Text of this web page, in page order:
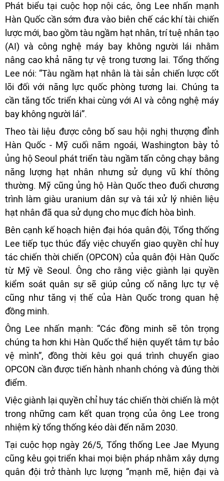
Phát biểu tại cuộc họp nội các, ông Lee nhấn mạnh
Hàn Quốc cần sớm đưa vào biên chế các khí tài chiến
lược mới, bao gồm tàu ngầm hạt nhân, trí tuệ nhân tạo
(AI) và công nghệ máy bay không người lái nhằm
nâng cao khả năng tự vệ trong tương lai. Tổng thống
Lee nói: “Tàu ngầm hạt nhân là tài sản chiến lược cốt
lõi đối với năng lực quốc phòng tương lai. Chúng ta
cần tăng tốc triển khai cùng với AI và công nghệ máy
bay không người lái”.
Theo tài liệu được công bố sau hội nghị thượng đỉnh
Hàn Quốc - Mỹ cuối năm ngoái, Washington bày tỏ
ủng hộ Seoul phát triển tàu ngầm tấn công chạy bằng
năng lượng hạt nhân nhưng sử dụng vũ khí thông
thường. Mỹ cũng ủng hộ Hàn Quốc theo đuổi chương
trình làm giàu uranium dân sự và tái xử lý nhiên liệu
hạt nhân đã qua sử dụng cho mục đích hòa bình.
Bên cạnh kế hoạch hiện đại hóa quân đội, Tổng thống
Lee tiếp tục thúc đẩy việc chuyển giao quyền chỉ huy
tác chiến thời chiến (OPCON) của quân đội Hàn Quốc
từ Mỹ về Seoul. Ông cho rằng việc giành lại quyền
kiểm soát quân sự sẽ giúp củng cố năng lực tự vệ
cũng như tăng vị thế của Hàn Quốc trong quan hệ
đồng minh.
Ông Lee nhấn mạnh: “Các đồng minh sẽ tôn trọng
chúng ta hơn khi Hàn Quốc thể hiện quyết tâm tự bảo
vệ mình”, đồng thời kêu gọi quá trình chuyển giao
OPCON cần được tiến hành nhanh chóng và đúng thời
điểm.
Việc giành lại quyền chỉ huy tác chiến thời chiến là một
trong những cam kết quan trọng của ông Lee trong
nhiệm kỳ tổng thống kéo dài đến năm 2030.
Tại cuộc họp ngày 26/5, Tổng thống Lee Jae Myung
cũng kêu gọi triển khai mọi biện pháp nhằm xây dựng
quân đội trở thành lực lượng “mạnh mẽ, hiện đại và